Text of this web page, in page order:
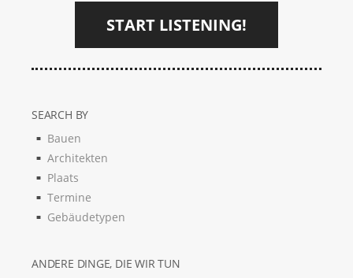
START LISTENING!
SEARCH BY
Bauen
Architekten
Plaats
Termine
Gebäudetypen
ANDERE DINGE, DIE WIR TUN